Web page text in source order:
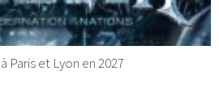
Paris et Lyon en 2027